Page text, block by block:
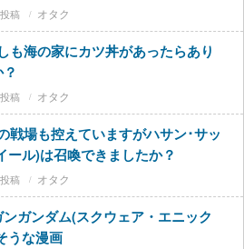
オタク
も海の家にカツ丼があったらあり
オタク
戦場も控えていますがハサン･サッ
ール)は召喚できましたか？
オタク
ガンダム(スクウェア・エニック
うな漫画